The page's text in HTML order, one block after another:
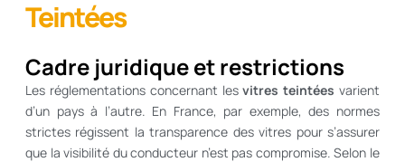
Teintées
Cadre juridique et restrictions
Les réglementations concernant lesvitres teintées varient
d’un pays à l’autre. En France, par exemple, des normes
strictes régissent la transparence des vitres pour s’assurer
que la visibilité du conducteur n’est pas compromise. Selon le